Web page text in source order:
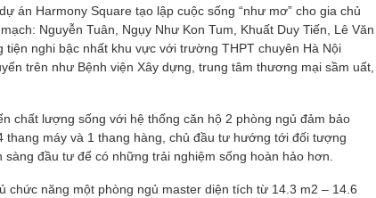
án Harmony Square tạo lập cuộc sống “như mơ” cho gia chủ
Nguyễn Tuân, Ngụy Như Kon Tum, Khuất Duy Tiến, Lê Văn
nghi bậc nhất khu vực với trường THPT chuyên Hà Nội
trên như Bệnh viện Xây dựng, trung tâm thương mại sầm uất,
chất lượng sống với hệ thống căn hộ 2 phòng ngủ đảm bảo
máy và 1 thang hàng, chủ đầu tư hướng tới đối tượng
đầu tư để có những trải nghiệm sống hoàn hảo hơn.
năng một phòng ngủ master diện tích từ 14.3 m2 – 14.6